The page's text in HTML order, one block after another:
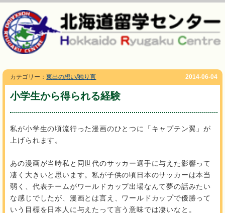
カテゴリー：東出の想い/独り言 2014-06-04
小学生から得られる経験
私が小学生の頃流行った漫画のひとつに「キャプテン翼」が
上げられます。
あの漫画が当時私と同世代のサッカー選手に与えた影響って
凄く大きいと思います。私が子供の頃日本のサッカーは本当
弱く、代表チームがワールドカップ出場なんて夢の話みたい
な感じでしたが、漫画とは言え、ワールドカップで優勝って
いう目標を日本人に与えたって言う意味では凄いなと。